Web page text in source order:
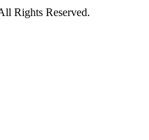
Rights Reserved.